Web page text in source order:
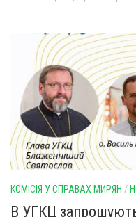
КОМІСІЯ У СПРАВАХ МИРЯН /
В УГКЦ